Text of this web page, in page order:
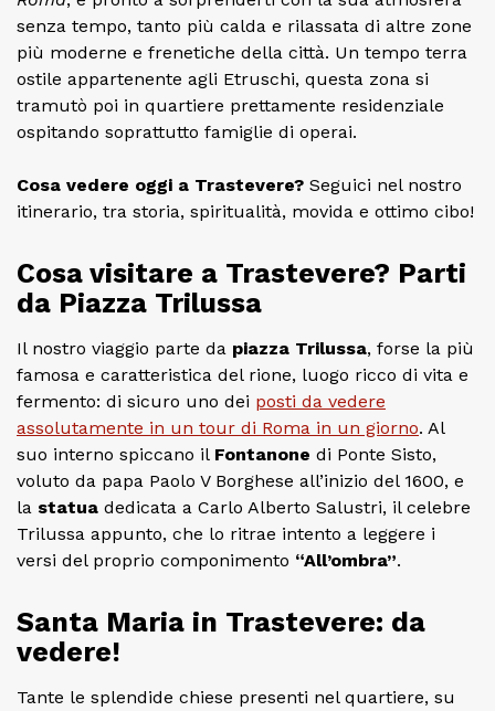
senza tempo, tanto più calda e rilassata di altre zone
più moderne e frenetiche della città. Un tempo terra
ostile appartenente agli Etruschi, questa zona si
tramutò poi in quartiere prettamente residenziale
ospitando soprattutto famiglie di operai.
Cosa vedere oggi a Trastevere? Seguici nel nostro
itinerario, tra storia, spiritualità, movida e ottimo cibo!
Cosa visitare a Trastevere? Parti
da Piazza Trilussa
Il nostro viaggio parte da piazza Trilussa, forse la più
famosa e caratteristica del rione, luogo ricco di vita e
fermento: di sicuro uno dei posti da vedere
assolutamente in un tour di Roma in un giorno. Al
suo interno spiccano il Fontanone di Ponte Sisto,
voluto da papa Paolo V Borghese all’inizio del 1600, e
la statua dedicata a Carlo Alberto Salustri, il celebre
Trilussa appunto, che lo ritrae intento a leggere i
versi del proprio componimento “All’ombra”.
Santa Maria in Trastevere: da
vedere!
Tante le splendide chiese presenti nel quartiere, su